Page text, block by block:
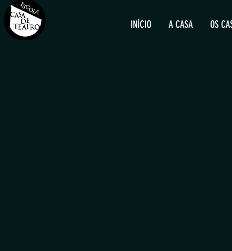
INÍCIO A CASA OS